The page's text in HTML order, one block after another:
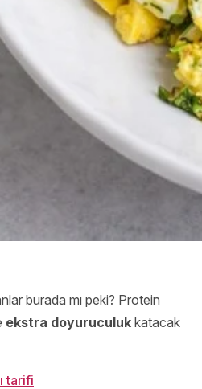
burada mı peki? Protein
ekstra doyuruculuk katacak
tarifi